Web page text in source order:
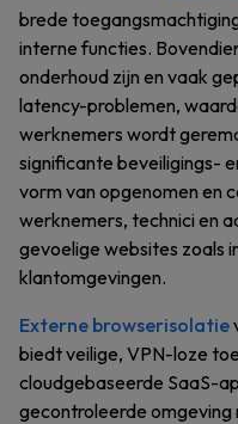
brede
interne functies.
onderhoud zijn en vaak
latency-problemen,
werknemers wordt
significante beveiligings-
vorm van opgenomen en
werknemers, technici en
gevoelige websites zoals
klantomgevingen.
Externe browserisolatie
biedt veilige, VPN-loze
cloudgebaseerde SaaS-
gecontroleerde